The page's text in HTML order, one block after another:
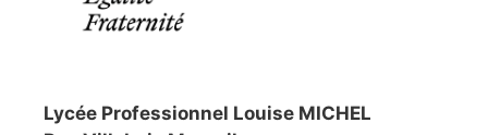
Lycée Professionnel Louise MICHEL